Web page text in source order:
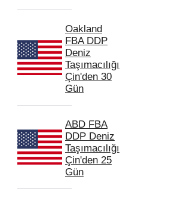
Oakland
FBA DDP
Deniz
Taşımacılığı
Çin'den 30
Gün
ABD FBA
DDP Deniz
Taşımacılığı
Çin'den 25
Gün